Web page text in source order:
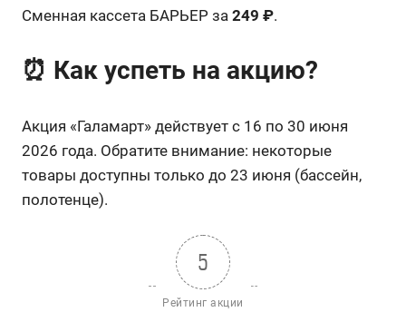
Сменная кассета БАРЬЕР за 249 ₽.
⏰ Как успеть на акцию?
Акция «Галамарт» действует с 16 по 30 июня
2026 года. Обратите внимание: некоторые
товары доступны только до 23 июня (бассейн,
полотенце).
5
Рейтинг акции